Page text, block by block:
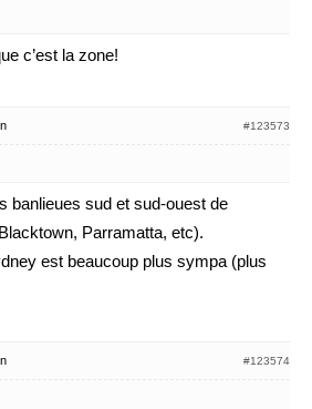
c’est la zone!
#123573
banlieues sud et sud-ouest de
Parramatta, etc).
est beaucoup plus sympa (plus
#123574